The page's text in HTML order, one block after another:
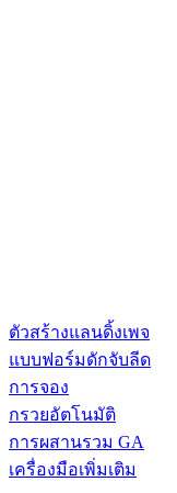
ตัวสร้างแลนดิ้งเพจ
แบบฟอร์มดักจับลีด
การจอง
กรวยอัตโนมัติ
การผสานรวม GA
เครื่องมือเพิ่มเติม